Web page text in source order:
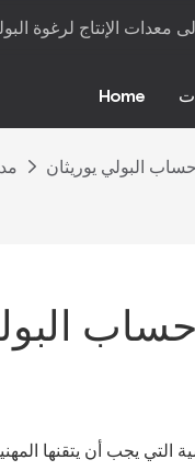
Home
البولي يوريثان
التي يجب أن يتقنها